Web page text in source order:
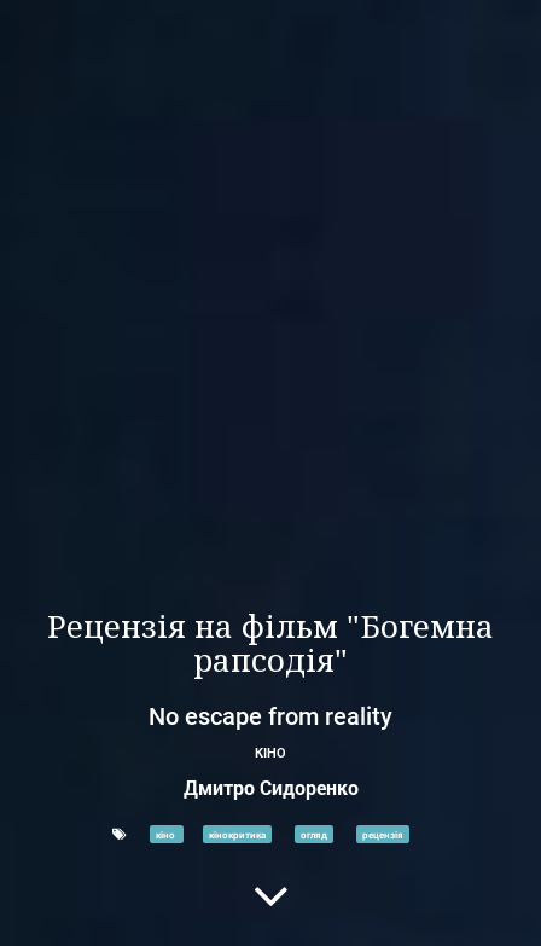
Рецензія на фільм "Богемна
рапсодія"
No escape from reality
КІНО
Дмитро Сидоренко
кіно кінокритика огляд рецензія